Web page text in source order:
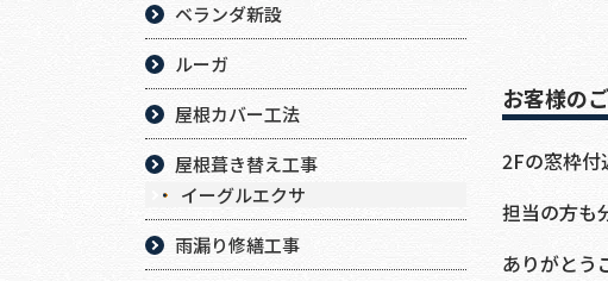
お客様の
2Fの窓枠付
担当の方も
ありがとう
ベランダ新設
ルーガ
屋根カバー工法
屋根葺き替え工事
イーグルエクサ
雨漏り修繕工事